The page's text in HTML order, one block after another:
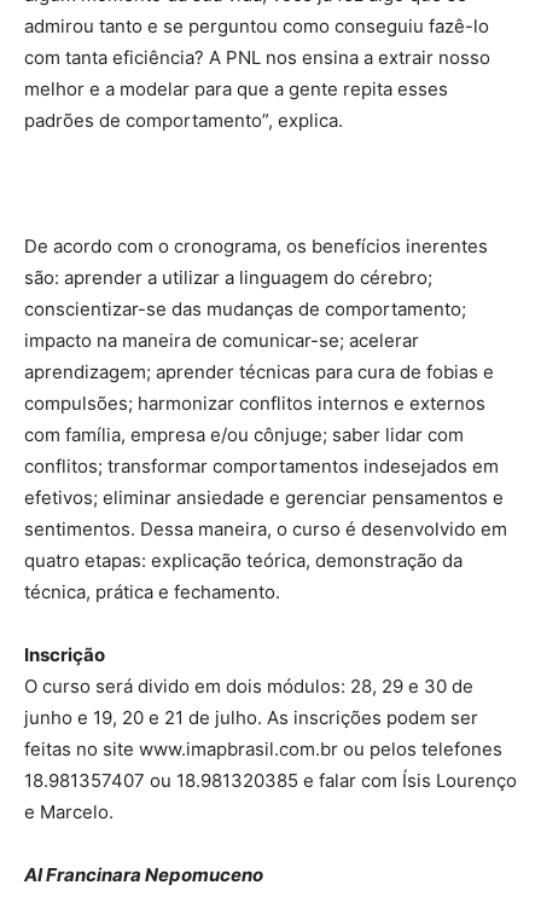
admirou tanto e se perguntou como conseguiu fazê-lo
com tanta eficiência? A PNL nos ensina a extrair nosso
melhor e a modelar para que a gente repita esses
padrões de comportamento”, explica.
De acordo com o cronograma, os benefícios inerentes
são: aprender a utilizar a linguagem do cérebro;
conscientizar-se das mudanças de comportamento;
impacto na maneira de comunicar-se; acelerar
aprendizagem; aprender técnicas para cura de fobias e
compulsões; harmonizar conflitos internos e externos
com família, empresa e/ou cônjuge; saber lidar com
conflitos; transformar comportamentos indesejados em
efetivos; eliminar ansiedade e gerenciar pensamentos e
sentimentos. Dessa maneira, o curso é desenvolvido em
quatro etapas: explicação teórica, demonstração da
técnica, prática e fechamento.
Inscrição
O curso será divido em dois módulos: 28, 29 e 30 de
junho e 19, 20 e 21 de julho. As inscrições podem ser
feitas no site www.imapbrasil.com.br ou pelos telefones
18.981357407 ou 18.981320385 e falar com Ísis Lourenço
e Marcelo.
AI Francinara Nepomuceno